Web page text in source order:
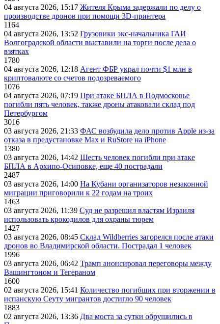
04 августа 2026, 15:17 Жителя Крыма задержали по делу о
производстве дронов при помощи 3D‑принтера
1164
04 августа 2026, 13:52 Грузовики экс-начальника ГАИ
Волгоградской области выставили на торги после дела о
взятках
1780
04 августа 2026, 12:18 Агент ФБР украл почти $1 млн в
криптовалюте со счетов подозреваемого
1076
04 августа 2026, 07:19 При атаке БПЛА в Подмосковье
погибли пять человек, также дроны атаковали склад под
Петербургом
3016
03 августа 2026, 21:33 ФАС возбудила дело против Apple из-за
отказа в предустановке Max и RuStore на iPhone
1380
03 августа 2026, 14:42 Шесть человек погибли при атаке
БПЛА в Архипо-Осиповке, еще 40 пострадали
2487
03 августа 2026, 14:00 На Кубани организаторов незаконной
миграции приговорили к 22 годам на троих
1463
03 августа 2026, 11:39 Суд не разрешил властям Израиля
использовать крокодилов для охраны тюрем
1427
03 августа 2026, 08:45 Склад Wildberries загорелся после атаки
дронов во Владимирской области. Пострадал 1 человек
1996
03 августа 2026, 06:42 Трамп анонсировал переговоры между
Вашингтоном и Тегераном
1600
02 августа 2026, 15:41 Количество погибших при вторжении в
испанскую Сеуту мигрантов достигло 90 человек
1883
02 августа 2026, 13:36 Два моста за сутки обрушились в